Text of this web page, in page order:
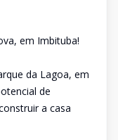
em Imbituba!
da Lagoa, em
de
a casa